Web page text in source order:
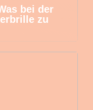
bei der
zu